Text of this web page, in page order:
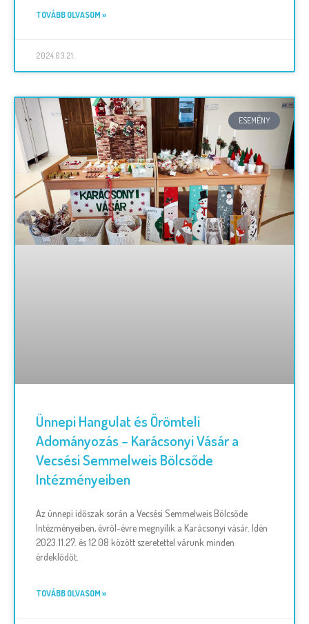
TOVÁBB OLVASOM »
2024.03.21.
ESEMÉNY
Ünnepi Hangulat és Örömteli
Adományozás – Karácsonyi Vásár a
Vecsési Semmelweis Bölcsőde
Intézményeiben
Az ünnepi időszak során a Vecsési Semmelweis Bölcsőde
Intézményeiben, évről-évre megnyílik a Karácsonyi vásár. Idén
2023.11.27. és 12.08 között szeretettel várunk minden
érdeklődőt.
TOVÁBB OLVASOM »